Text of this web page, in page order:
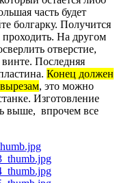
часть будет
болгарку. Получится
На другом
отверстие,
винте. Последняя
Конец должен
, это можно
Изготовление
выше, впрочем все